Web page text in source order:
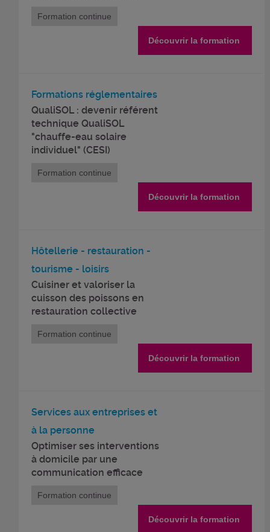
Formation continue
Découvrir la formation
Formations réglementaires
QualiSOL : devenir référent
technique QualiSOL
"chauffe-eau solaire
individuel" (CESI)
Formation continue
Découvrir la formation
Hôtellerie - restauration -
tourisme - loisirs
Cuisiner et valoriser la
cuisson des poissons en
restauration collective
Formation continue
Découvrir la formation
Services aux entreprises et
à la personne
Optimiser ses interventions
à domicile par une
communication efficace
Formation continue
Découvrir la formation